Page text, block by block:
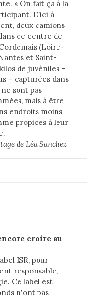
« On fait ça à la
D’ici à
deux camions
ce centre de
(Loire-
et Saint-
de juvéniles –
– capturées dans
sont pas
mais à être
endroits moins
propices à leur
de Léa Sanchez
croire au
ISR, pour
responsable,
Ce label est
n'ont pas